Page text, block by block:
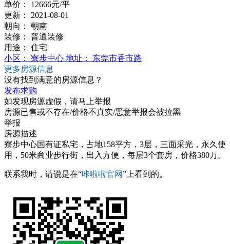
单价：
12666元/平
更新：
2021-08-01
朝向：
朝南
装修：
普通装修
用途：
住宅
小区：
寮步中心 地址：
东莞市香市路
更多房源信息
没有找到满意的房源信息？
发布求购
如发现房源虚假，请马上举报
房源已售或不存在/价格不真实/恶意举报会被拉黑
举报
房源描述
寮步中心国有证私宅，占地158平方，3层，三面采光，永久使
用，50米商业步行街，出入方便，每层3个套房，价格380万。
联系我时，请说是在“咔啦啦官网”上看到的。